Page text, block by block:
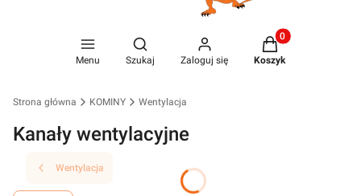
Menu
Otwórz wyszukiwarkę
Szukaj Zaloguj się
Produkty w
Koszyk
Strona główna KOMINY Wentylacja
Kanały wentylacyjne
Wentylacja